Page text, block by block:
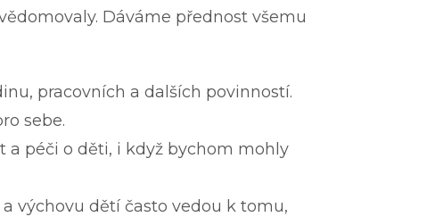
Dáváme přednost všemu
pracovních a dalších povinností.
sebe.
a péči o děti, i když bychom mohly
výchovu dětí často vedou k tomu,